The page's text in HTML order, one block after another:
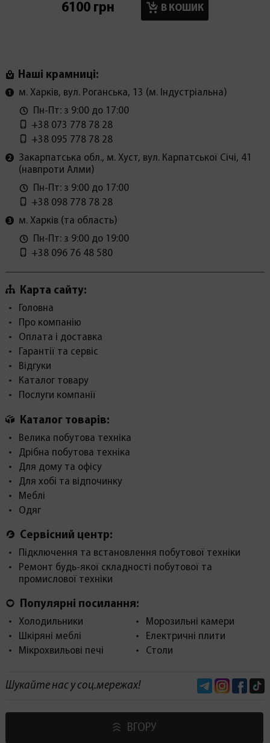
6100 грн В КОШИК
Наші крамниці:
м. Харків, вул. Роганська, 13 (м. Індустріальна)
Пн-Пт: з 9:00 до 17:00
+38 073 778 78 28
+38 095 778 78 28
Закарпатська обл., м. Хуст, вул. Карпатської Січі, 41
(навпроти Алми)
Пн-Пт: з 9:00 до 17:00
+38 098 778 78 28
м. Харків (та область)
Пн-Пт: з 9:00 до 19:00
+38 096 76 48 580
Карта сайту:
Головна
Про компанію
Оплата і доставка
Гарантії та сервіс
Відгуки
Каталог товару
Послуги компанії
Каталог товарів:
Велика побутова техніка
Дрібна побутова техніка
Для дому та офісу
Для хобі та відпочинку
Меблі
Одяг
Сервісний центр:
Підключення та встановлення побутової техніки
Ремонт будь-якої складності побутової та
промислової техніки
Популярні посилання:
Холодильники
Шкіряні меблі
Мікрохвильові печі
Морозильні камери
Електричні плити
Столи
Шукайте нас у соц.мережах! TelegramInstagram
ВГОРУ